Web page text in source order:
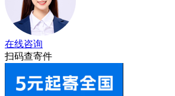
在线咨询
扫码查寄件